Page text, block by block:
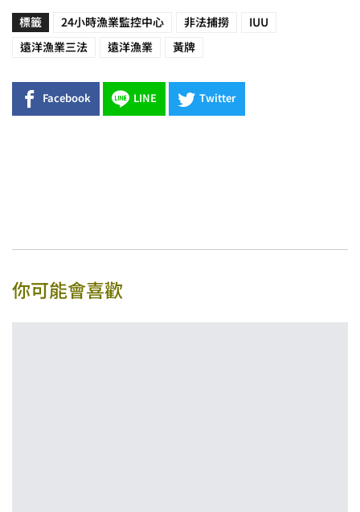
標籤 24小時漁業監控中心 非法捕撈 IUU
遠洋漁業三法 遠洋漁業 黃牌
Facebook LINE Twitter
你可能會喜歡